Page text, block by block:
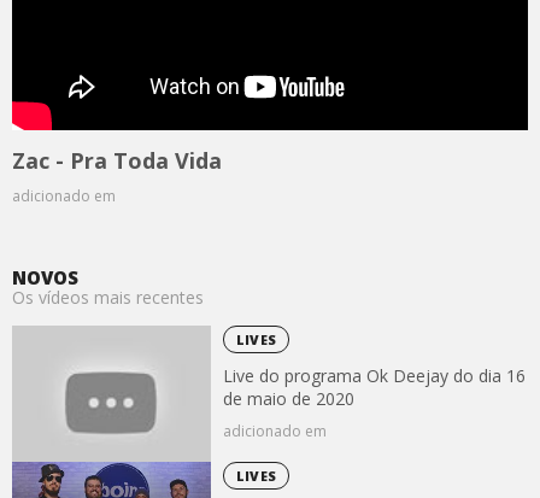
Zac - Pra Toda Vida
adicionado em
NOVOS
Os vídeos mais recentes
LIVES
Live do programa Ok Deejay do dia 16
de maio de 2020
adicionado em
LIVES